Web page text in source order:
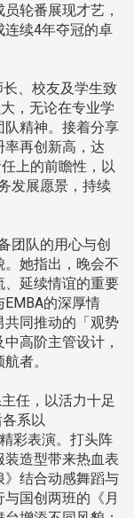
轮番展现才艺，
连续4年夺冠的卓
、校友及学生致
，无论在专业学
队精神。接着分享
再创新高，达
上的前瞻性，以
发展愿景，持续
团队的用心与创
她指出，晚会不
、延续情谊的重要
的深厚情
共同推动的「观势
高阶主管设计，
者。
任，以活力十足
系以
彩表演。打头阵
造型带来热血表
》结合动感舞蹈与
国创两班的《月